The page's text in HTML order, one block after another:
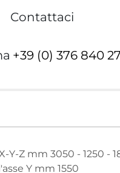
Contattaci
+39 (0) 376 840
Y-Z mm 3050 - 1250 -
Y mm 1550